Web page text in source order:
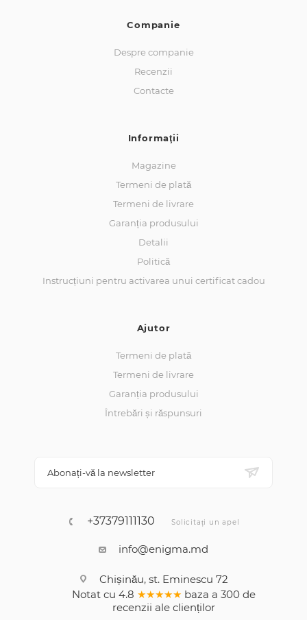
Companie
Despre companie
Recenzii
Contacte
Informaţii
Magazine
Termeni de plată
Termeni de livrare
Garanția produsului
Detalii
Politică
Instrucțiuni pentru activarea unui certificat cadou
Ajutor
Termeni de plată
Termeni de livrare
Garanția produsului
Întrebări și răspunsuri
Abonați-vă la newsletter
+37379111130 Solicitați un apel
info@enigma.md
Chișinău, st. Eminescu 72
Notat cu 4.8 ★★★★★ baza a 300 de
recenzii ale clienților